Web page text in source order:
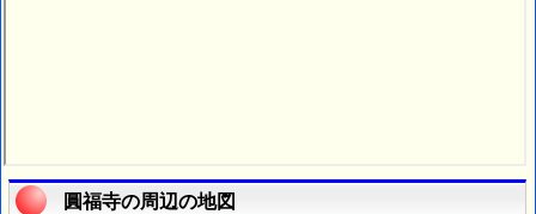
圓福寺の周辺の地図